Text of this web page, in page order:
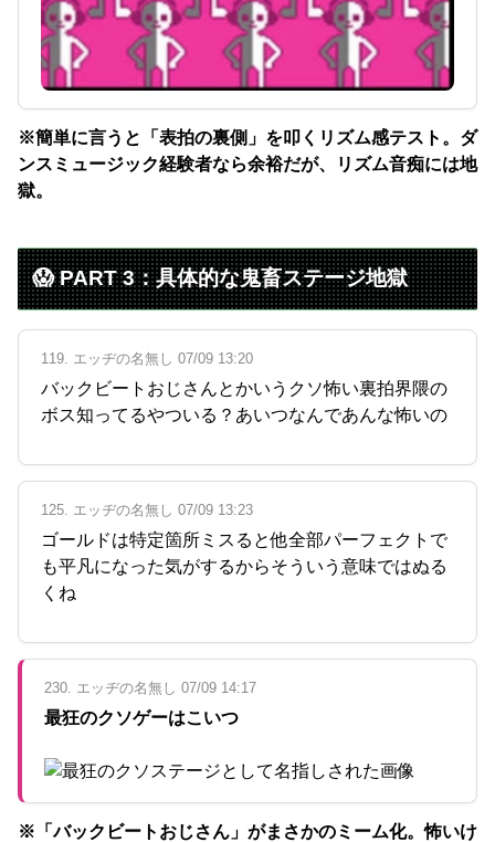
※簡単に言うと「表拍の裏側」を叩くリズム感テスト。ダ
ンスミュージック経験者なら余裕だが、リズム音痴には地
獄。
😱 PART 3：具体的な鬼畜ステージ地獄
119. エッヂの名無し 07/09 13:20
バックビートおじさんとかいうクソ怖い裏拍界隈の
ボス知ってるやついる？あいつなんであんな怖いの
125. エッヂの名無し 07/09 13:23
ゴールドは特定箇所ミスると他全部パーフェクトで
も平凡になった気がするからそういう意味ではぬる
くね
230. エッヂの名無し 07/09 14:17
最狂のクソゲーはこいつ
※「バックビートおじさん」がまさかのミーム化。怖いけ